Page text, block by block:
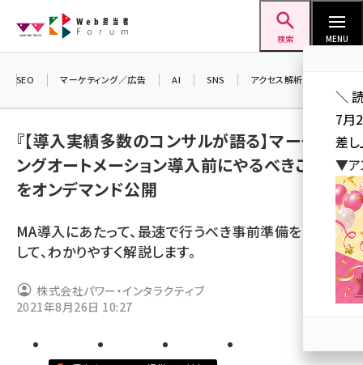
ン
検索 MENU
seo (3516)
youtube (2420)
セミナー (2296)
meo (1274)
SEO マーケティング／広告 AI SNS アクセス解析／データ分析
『【導入実績多数のコンサルが語る】マーケティ
ングオートメーション導入前にやるべきこと』
をオンデマンド公開
MA導入にあたって、最速で行うべき事前準備をTipsと
して、わかりやすく解説します。
株式会社パワー・インタラクティブ
2021年8月26日 10:27
＼
7月
差し
▼ア